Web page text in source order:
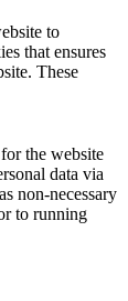
to
that ensures
These
the website
data via
non-necessary
to running